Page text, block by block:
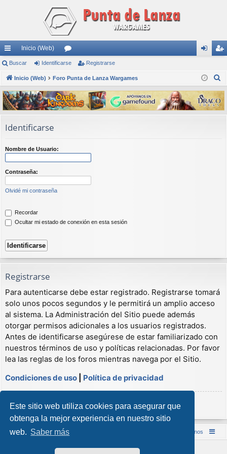
Este sitio web utiliza cookies para asegurar que
obtenga la mejor experiencia en nuestro sitio
web. Saber más
nl
ac
es
rá
pi
s
Inicio (Web)
or
os nti
fic
ar
ist
ra
rs
Buscar Identificarse Registrarse
Inicio (Web) Foro Punta de Lanza Wargames
s
c
Identificarse
Nombre de Usuario:
Contraseña:
Olvidé mi contraseña
Recordar
Ocultar mi estado de conexión en esta sesión
Registrarse
Para autenticarse debe estar registrado. Registrarse tomará
solo unos pocos segundos y le permitirá un amplio acceso
al sistema. La Administración del Sitio puede además
otorgar permisos adicionales a los usuarios registrados.
Antes de identificarse asegúrese de estar familiarizado con
nuestros términos de uso y políticas relacionadas. Por favor
lea las reglas de los foros mientras navega por el Sitio.
Condiciones de uso
Política de privacidad
Registrarse
Inicio (Web) Foro Punta de Lanza Wargames Contáctenos
Desarrollado porphpBB® Forum Software © phpBB Limited